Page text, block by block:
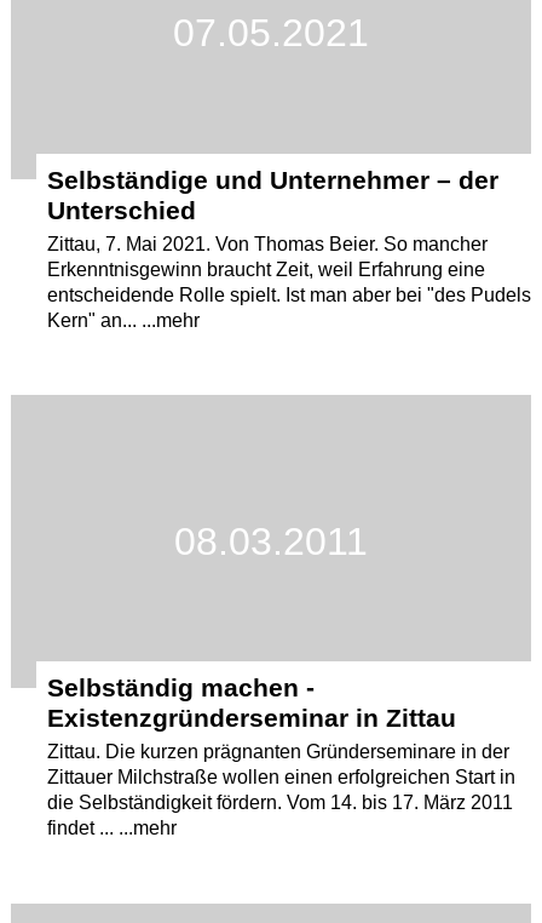
07.05.2021
Selbständige und Unternehmer – der
Unterschied
Zittau, 7. Mai 2021. Von Thomas Beier. So mancher
Erkenntnisgewinn braucht Zeit, weil Erfahrung eine
entscheidende Rolle spielt. Ist man aber bei "des Pudels
Kern" an... ...mehr
08.03.2011
Selbständig machen -
Existenzgründerseminar in Zittau
Zittau. Die kurzen prägnanten Gründerseminare in der
Zittauer Milchstraße wollen einen erfolgreichen Start in
die Selbständigkeit fördern. Vom 14. bis 17. März 2011
findet ... ...mehr